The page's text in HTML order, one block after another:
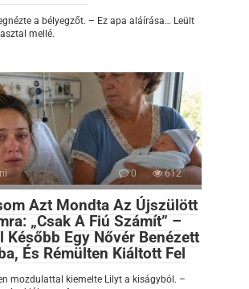
a bélyegzőt. – Ez apa aláírása… Leült
mellé.
0 612
Azt Mondta Az Újszülött
„Csak A Fiú Számít” –
Később Egy Nővér Benézett
És Rémülten Kiáltott Fel
mozdulattal kiemelte Lilyt a kiságyból. –